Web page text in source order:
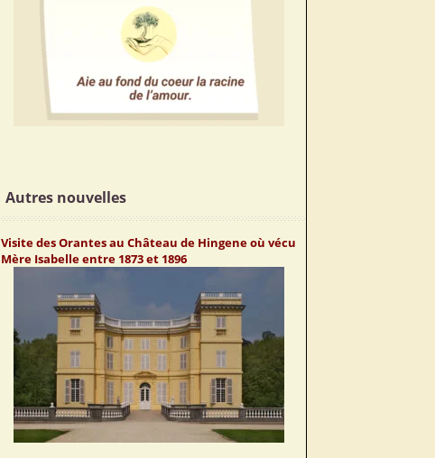
Autres nouvelles
Visite des Orantes au Château de Hingene où vécu
Mère Isabelle entre 1873 et 1896